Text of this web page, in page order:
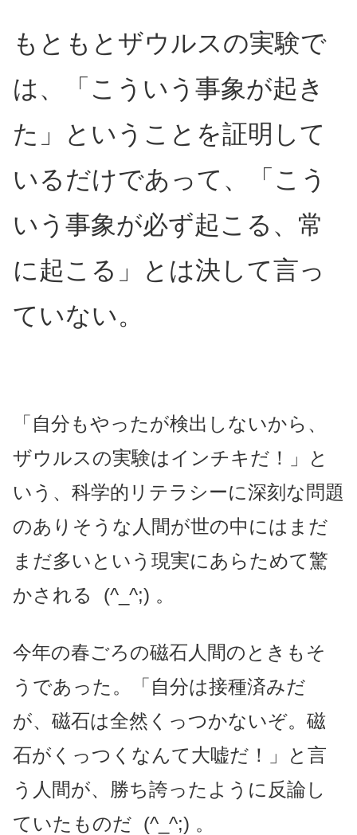
もともとザウルスの実験で
は、「こういう事象が起き
た」ということを証明して
いるだけであって、「こう
いう事象が必ず起こる、常
に起こる」とは決して言っ
ていない。
「自分もやったが検出しないから、
ザウルスの実験はインチキだ！」と
いう、科学的リテラシーに深刻な問題
のありそうな人間が世の中にはまだ
まだ多いという現実にあらためて驚
かされる (^_^;) 。
今年の春ごろの磁石人間のときもそ
うであった。「自分は接種済みだ
が、磁石は全然くっつかないぞ。磁
石がくっつくなんて大嘘だ！」と言
う人間が、勝ち誇ったように反論し
ていたものだ (^_^;) 。